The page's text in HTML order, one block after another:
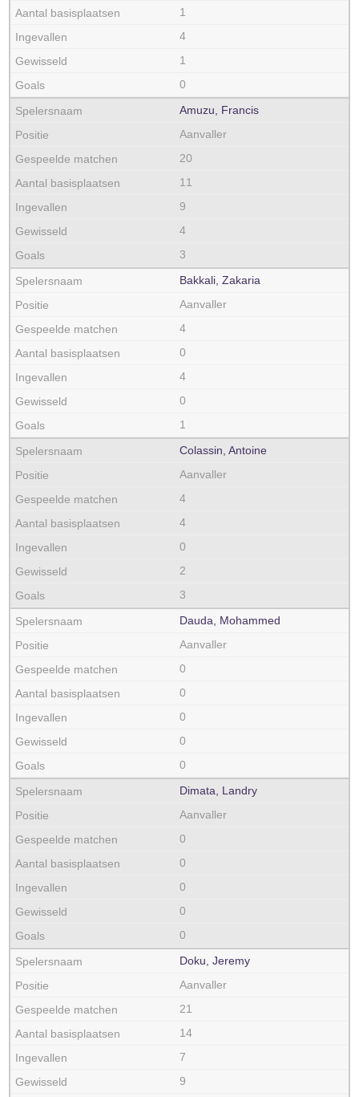
1
4
1
0
Amuzu, Francis
Aanvaller
20
11
9
4
3
Bakkali, Zakaria
Aanvaller
4
0
4
0
1
Colassin, Antoine
Aanvaller
4
4
0
2
3
Dauda, Mohammed
Aanvaller
0
0
0
0
0
Dimata, Landry
Aanvaller
0
0
0
0
0
Doku, Jeremy
Aanvaller
21
14
7
9